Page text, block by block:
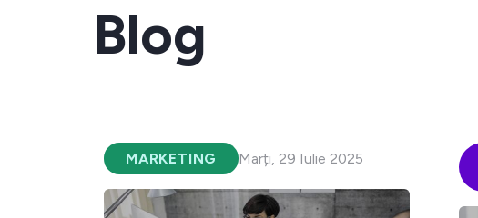
Blog
MARKETING Marți, 29 Iulie 2025